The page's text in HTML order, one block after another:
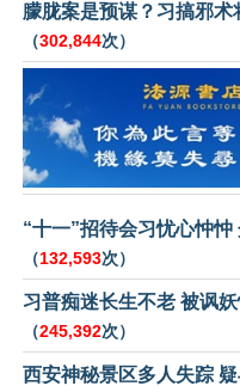
朦胧案是预谋？习搞邪术
（302,844次）
“十一”招待会习忧心忡忡
（132,593次）
习普痴迷长生不老 被讽
（245,392次）
西安神秘景区多人失踪